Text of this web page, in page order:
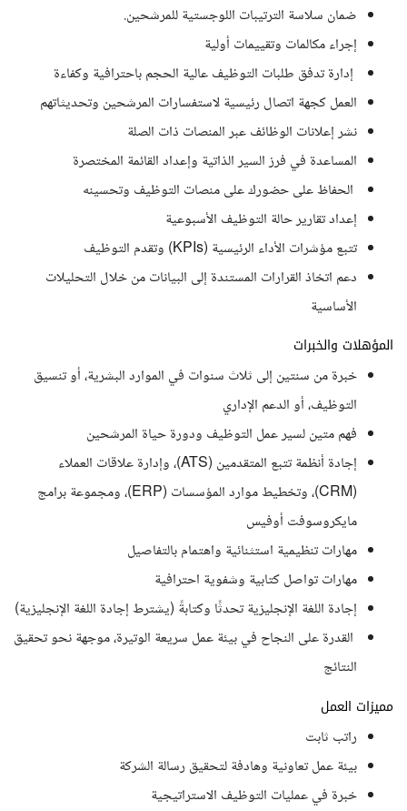
ضمان سلاسة الترتيبات اللوجستية للمرشحين.
إجراء مكالمات وتقييمات أولية
إدارة تدفق طلبات التوظيف عالية الحجم باحترافية وكفاءة
العمل كجهة اتصال رئيسية لاستفسارات المرشحين وتحديثاتهم
نشر إعلانات الوظائف عبر المنصات ذات الصلة
المساعدة في فرز السير الذاتية وإعداد القائمة المختصرة
الحفاظ على حضورك على منصات التوظيف وتحسينه
إعداد تقارير حالة التوظيف الأسبوعية
تتبع مؤشرات الأداء الرئيسية (KPIs) وتقدم التوظيف
دعم اتخاذ القرارات المستندة إلى البيانات من خلال التحليلات
الأساسية
المؤهلات والخبرات
خبرة من سنتين إلى ثلاث سنوات في الموارد البشرية، أو تنسيق
التوظيف، أو الدعم الإداري
فهم متين لسير عمل التوظيف ودورة حياة المرشحين
إجادة أنظمة تتبع المتقدمين (ATS)، وإدارة علاقات العملاء
(CRM)، وتخطيط موارد المؤسسات (ERP)، ومجموعة برامج
مايكروسوفت أوفيس
مهارات تنظيمية استثنائية واهتمام بالتفاصيل
مهارات تواصل كتابية وشفوية احترافية
إجادة اللغة الإنجليزية تحدثًا وكتابةً (يشترط إجادة اللغة الإنجليزية)
القدرة على النجاح في بيئة عمل سريعة الوتيرة، موجهة نحو تحقيق
النتائج
مميزات العمل
راتب ثابت
بيئة عمل تعاونية وهادفة لتحقيق رسالة الشركة
خبرة في عمليات التوظيف الاستراتيجية